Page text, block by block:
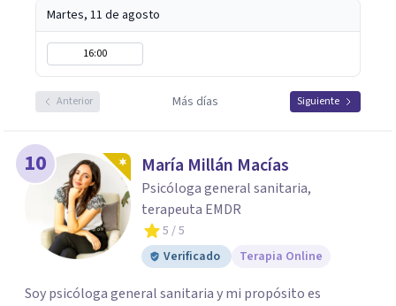
Martes, 11 de agosto
16:00
Anterior Más días Siguiente
10 María Millán Macías
Psicóloga general sanitaria,
terapeuta EMDR
5 / 5
Verificado
Terapia Online
Soy psicóloga general sanitaria y mi propósito es